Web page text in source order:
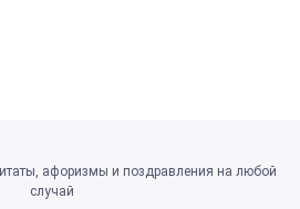
афоризмы и поздравления на любой
случай